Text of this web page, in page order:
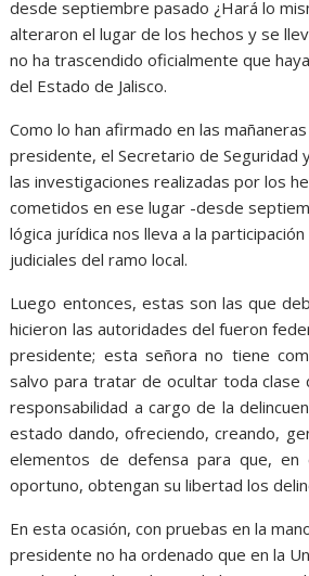
desde septiembre pasado ¿Hará lo
alteraron el lugar de los hechos y se
no ha trascendido oficialmente que
del Estado de Jalisco.
Como lo han afirmado en las
presidente, el Secretario de Seguridad
las investigaciones realizadas por los
cometidos en ese lugar -desde
lógica jurídica nos lleva a la
judiciales del ramo local.
Luego entonces, estas son las que
hicieron las autoridades del fueron
presidente; esta señora no tiene
salvo para tratar de ocultar toda clase
responsabilidad a cargo de la
estado dando, ofreciendo, creando,
elementos de defensa para que, en
oportuno, obtengan su libertad los
En esta ocasión, con pruebas en la
presidente no ha ordenado que en la